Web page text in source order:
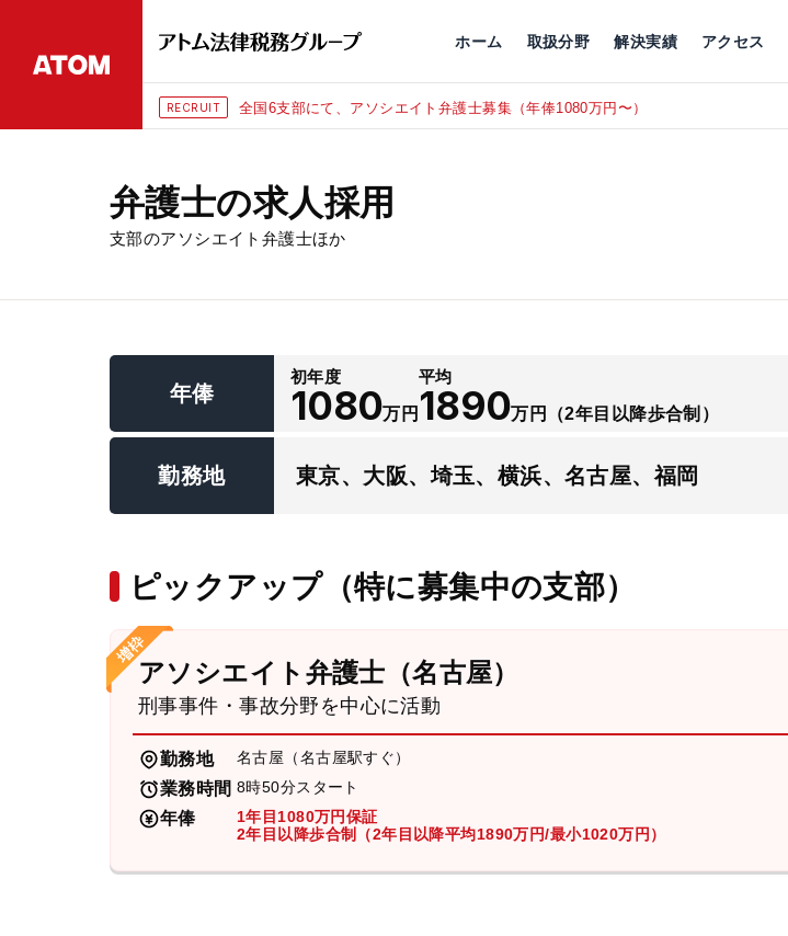
ホーム 取扱分野 解決実績 アクセス
RECRUIT 全国6支部にて、アソシエイト弁護士募集（年俸1080万円〜）
弁護士の求人採用
支部のアソシエイト弁護士ほか
年俸
初年度
1080万円
平均
1890万円 （2年目以降歩合制）
勤務地 東京、大阪、埼玉、横浜、名古屋、福岡
ピックアップ（特に募集中の支部）
アソシエイト弁護士（名古屋）
刑事事件・事故分野を中心に活動
勤務地 名古屋（名古屋駅すぐ）
業務時間 8時50分スタート
年俸
1年目1080万円保証
2年目以降歩合制（2年目以降平均1890万円/最小1020万円）